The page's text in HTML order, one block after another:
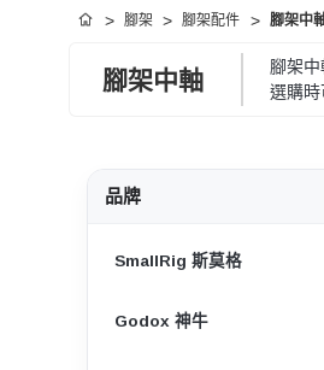
首頁 腳架 腳架配件 腳架中
腳架中軸
腳架
選購時
品牌
SmallRig 斯莫格
Godox 神牛